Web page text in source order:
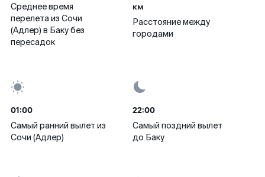
Среднее время
перелета из Сочи
(Адлер) в Баку без
пересадок
км
Расстояние между
городами
01:00
Самый ранний вылет из
Сочи (Адлер)
22:00
Самый поздний вылет
до Баку